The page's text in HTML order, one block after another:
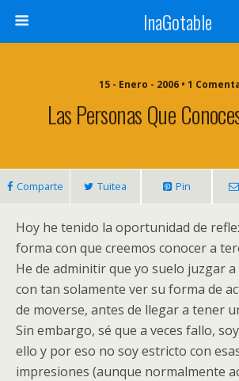
InaGotable
15 - Enero - 2006 • 1
Las Personas Que
Comparte Tuitea Pin
Hoy he tenido la oportunidad de
forma con que creemos conocer a
He de adminitir que yo suelo juzgar
con tan solamente ver su forma de
de moverse, antes de llegar a tener
Sin embargo, sé que a veces fallo,
ello y por eso no soy estricto con
impresiones (aunque normalmente